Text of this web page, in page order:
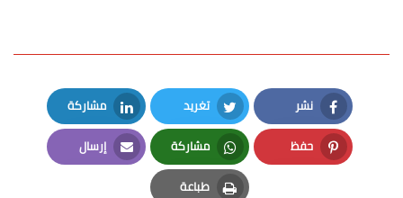
نشر
Facebook
تغريد
Twitter
مشاركة
LinkedIn
حفظ
Pinterest
مشاركة
Whatsapp
إرسال
Email
طباعة